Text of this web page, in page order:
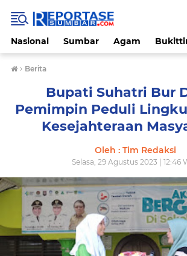
Nasional Sumbar Agam
› Berita
Bupati Suhatri Bur
Pemimpin Peduli
Kesejahteraan
Oleh : Tim Redaksi
Selasa, 29 Agustus 2023 | 12:46